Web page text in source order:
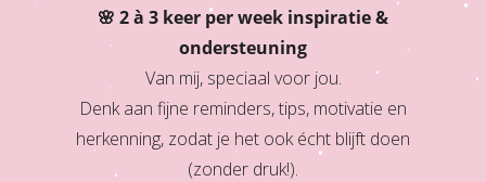
🌸 2 à 3 keer per week inspiratie &
ondersteuning
Van mij, speciaal voor jou.
Denk aan fijne reminders, tips, motivatie en
herkenning, zodat je het ook écht blijft doen
(zonder druk!).